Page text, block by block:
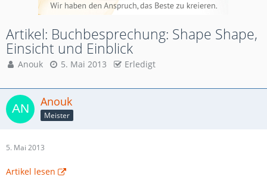
Artikel: Buchbesprechung: Shape Shape,
Einsicht und Einblick
Anouk 5. Mai 2013 Erledigt
Anouk
Meister
5. Mai 2013
Artikel lesen